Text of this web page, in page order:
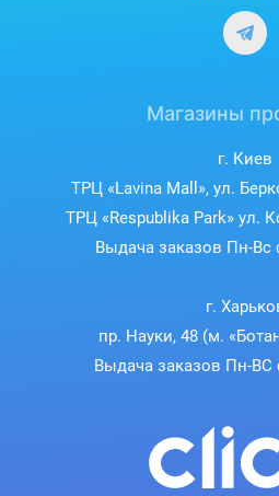
Магазины
г. Киев
ТРЦ «Lavina Mall», ул.
ТРЦ «Respublika Park» ул.
Выдача заказов Пн-Вс
г.
пр. Науки, 48 (м.
Выдача заказов Пн-ВС